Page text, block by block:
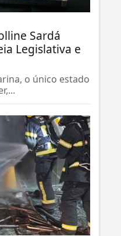
Sardá
Legislativa e
o único estado